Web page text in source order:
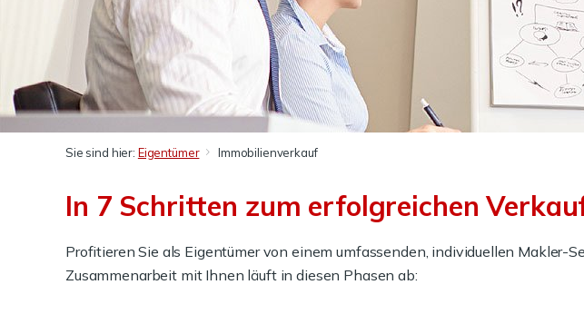
Sie sind hier: Eigentümer Immobilienverkauf
In 7 Schritten zum erfolgreichen
Profitieren Sie als Eigentümer von einem umfassenden, individuellen Makler-
Zusammenarbeit mit Ihnen läuft in diesen Phasen ab: